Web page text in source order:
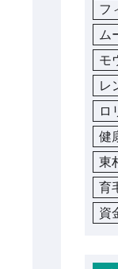
フ
ム
モ
レ
ロ
健
東
育
資